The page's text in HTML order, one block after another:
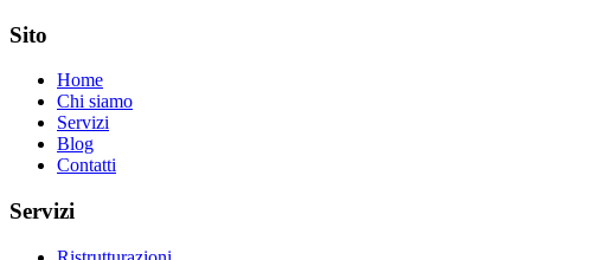
Sito
Home
Chi siamo
Servizi
Blog
Contatti
Servizi